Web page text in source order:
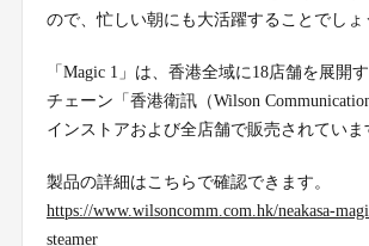
ので、忙しい朝にも大活躍することでしょ
「Magic 1」は、香港全域に18店舗を展開
チェーン「香港衛訊（Wilson
インストアおよび全店舗で販売されていま
製品の詳細はこちらで確認できます。
https://www.wilsoncomm.com.hk/neakasa-
steamer